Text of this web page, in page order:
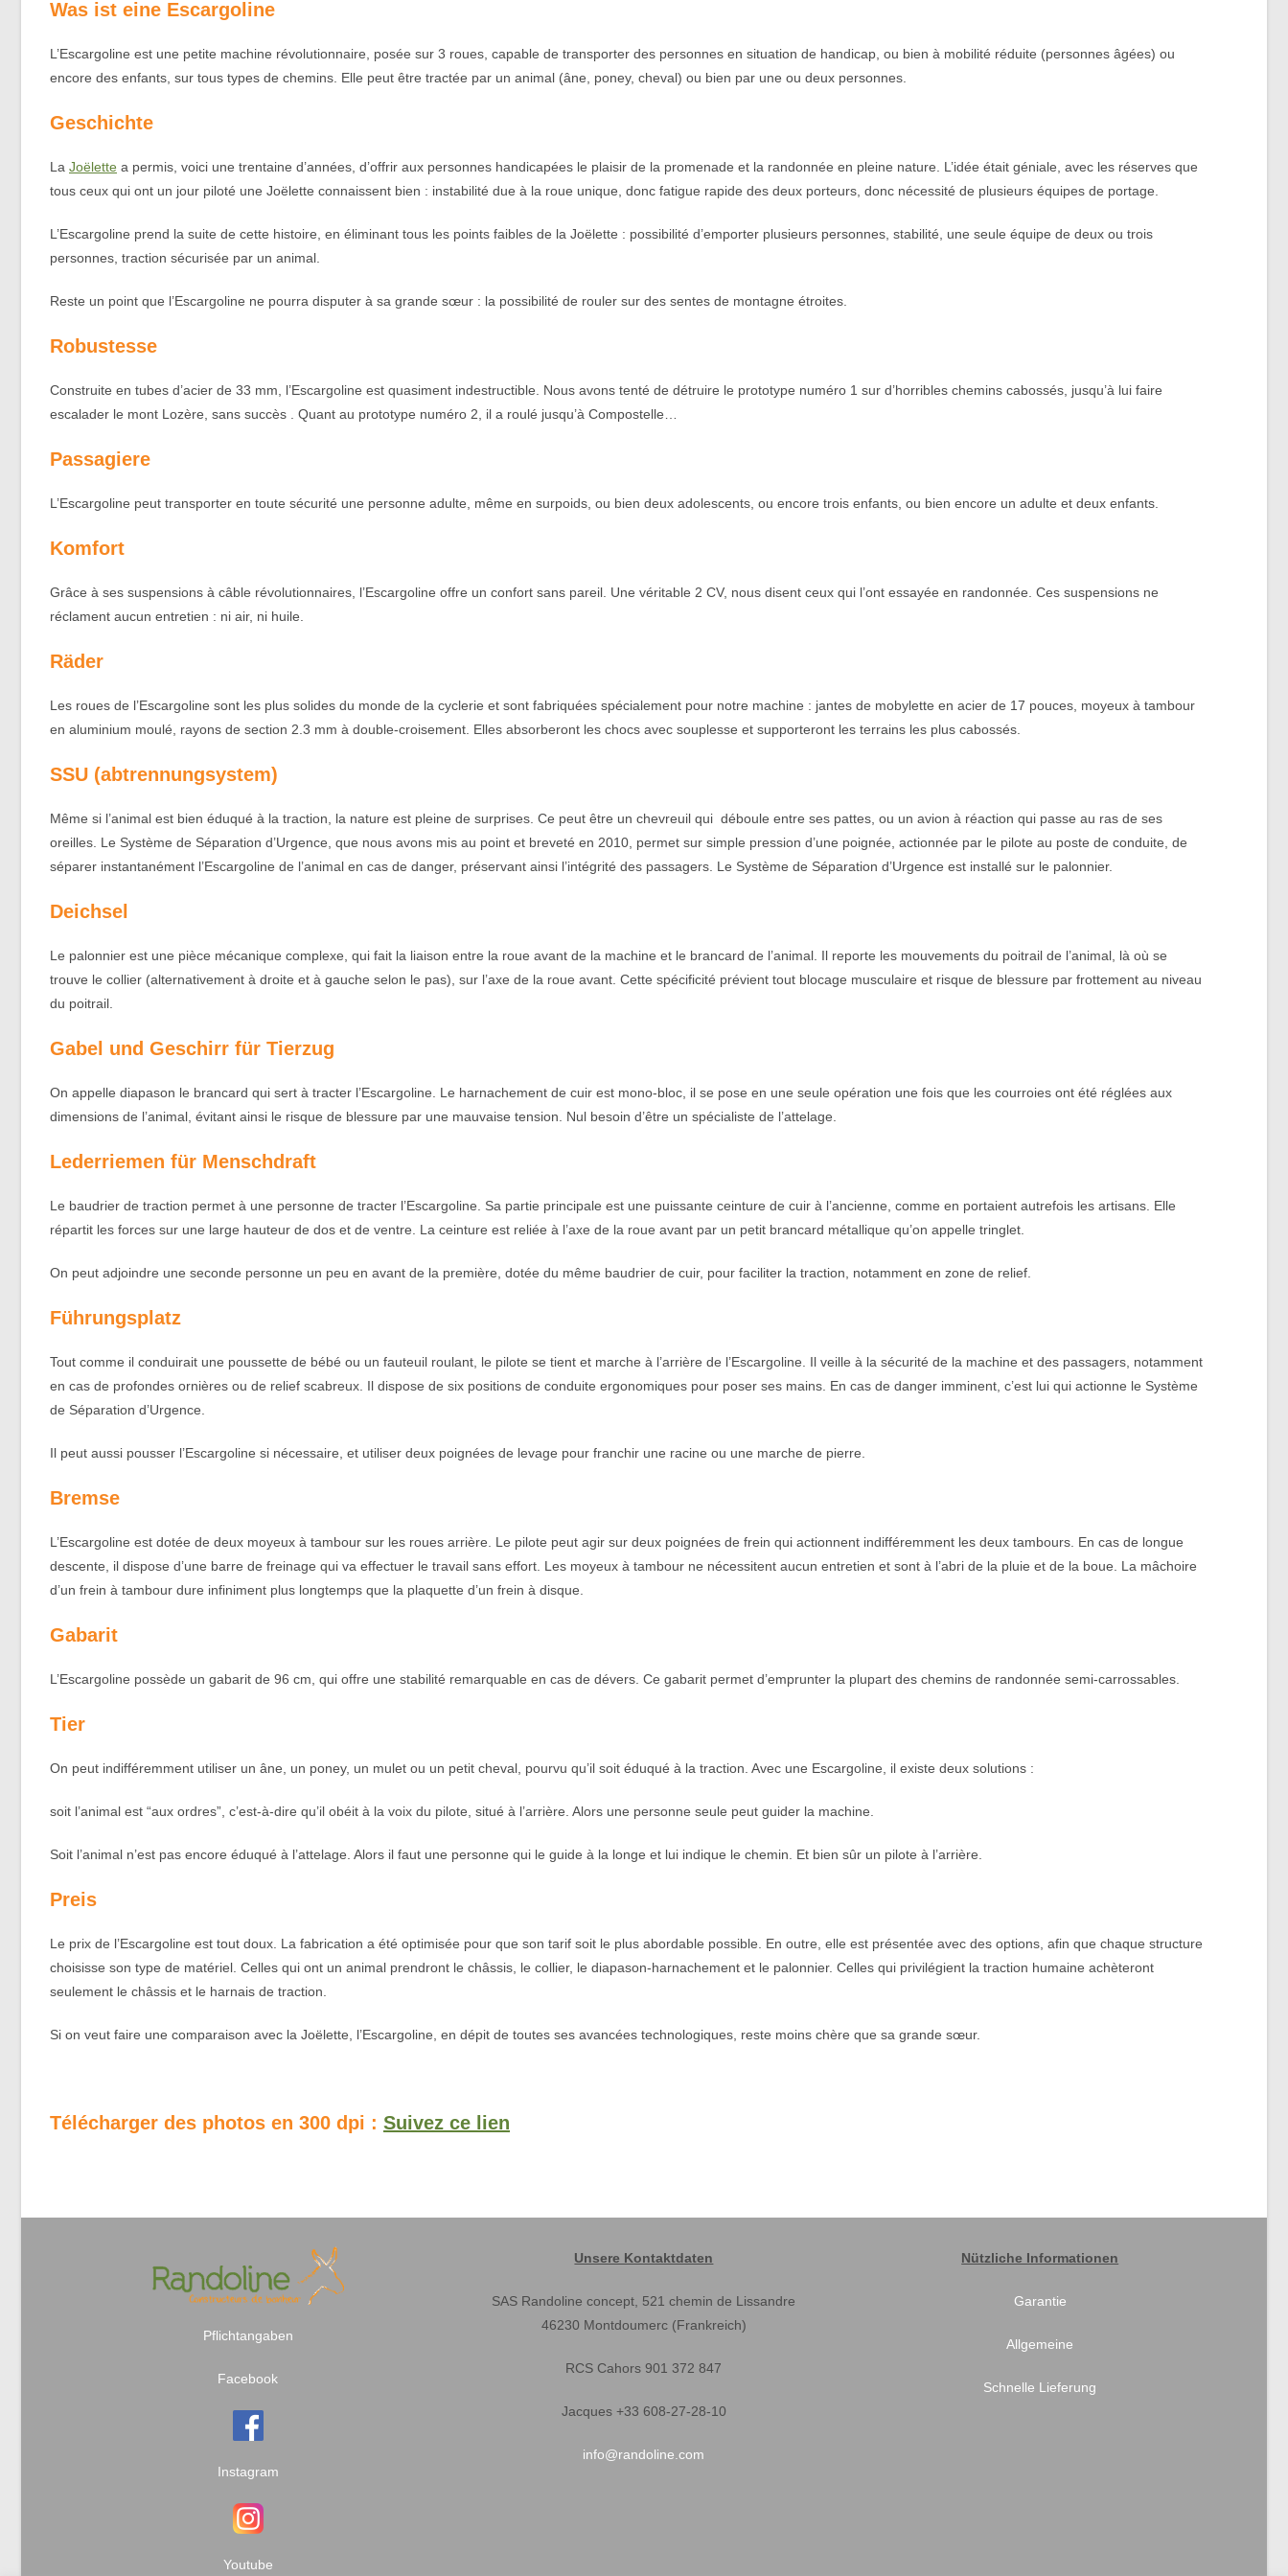
Was ist eine Escargoline
L’Escargoline est une petite machine révolutionnaire, posée sur 3 roues, capable de transporter des personnes en situation de handicap, ou bien à mobilité réduite (personnes âgées) ou
encore des enfants, sur tous types de chemins. Elle peut être tractée par un animal (âne, poney, cheval) ou bien par une ou deux personnes.
Geschichte
La Joëlette a permis, voici une trentaine d’années, d’offrir aux personnes handicapées le plaisir de la promenade et la randonnée en pleine nature. L’idée était géniale, avec les réserves que
tous ceux qui ont un jour piloté une Joëlette connaissent bien : instabilité due à la roue unique, donc fatigue rapide des deux porteurs, donc nécessité de plusieurs équipes de portage.
L’Escargoline prend la suite de cette histoire, en éliminant tous les points faibles de la Joëlette : possibilité d’emporter plusieurs personnes, stabilité, une seule équipe de deux ou trois
personnes, traction sécurisée par un animal.
Reste un point que l’Escargoline ne pourra disputer à sa grande sœur : la possibilité de rouler sur des sentes de montagne étroites.
Robustesse
Construite en tubes d’acier de 33 mm, l’Escargoline est quasiment indestructible. Nous avons tenté de détruire le prototype numéro 1 sur d’horribles chemins cabossés, jusqu’à lui faire
escalader le mont Lozère, sans succès . Quant au prototype numéro 2, il a roulé jusqu’à Compostelle…
Passagiere
L’Escargoline peut transporter en toute sécurité une personne adulte, même en surpoids, ou bien deux adolescents, ou encore trois enfants, ou bien encore un adulte et deux enfants.
Komfort
Grâce à ses suspensions à câble révolutionnaires, l’Escargoline offre un confort sans pareil. Une véritable 2 CV, nous disent ceux qui l’ont essayée en randonnée. Ces suspensions ne
réclament aucun entretien : ni air, ni huile.
Räder
Les roues de l’Escargoline sont les plus solides du monde de la cyclerie et sont fabriquées spécialement pour notre machine : jantes de mobylette en acier de 17 pouces, moyeux à tambour
en aluminium moulé, rayons de section 2.3 mm à double-croisement. Elles absorberont les chocs avec souplesse et supporteront les terrains les plus cabossés.
SSU (abtrennungsystem)
Même si l’animal est bien éduqué à la traction, la nature est pleine de surprises. Ce peut être un chevreuil qui déboule entre ses pattes, ou un avion à réaction qui passe au ras de ses
oreilles. Le Système de Séparation d’Urgence, que nous avons mis au point et breveté en 2010, permet sur simple pression d’une poignée, actionnée par le pilote au poste de conduite, de
séparer instantanément l’Escargoline de l’animal en cas de danger, préservant ainsi l’intégrité des passagers. Le Système de Séparation d’Urgence est installé sur le palonnier.
Deichsel
Le palonnier est une pièce mécanique complexe, qui fait la liaison entre la roue avant de la machine et le brancard de l’animal. Il reporte les mouvements du poitrail de l’animal, là où se
trouve le collier (alternativement à droite et à gauche selon le pas), sur l’axe de la roue avant. Cette spécificité prévient tout blocage musculaire et risque de blessure par frottement au niveau
du poitrail.
Gabel und Geschirr für Tierzug
On appelle diapason le brancard qui sert à tracter l’Escargoline. Le harnachement de cuir est mono-bloc, il se pose en une seule opération une fois que les courroies ont été réglées aux
dimensions de l’animal, évitant ainsi le risque de blessure par une mauvaise tension. Nul besoin d’être un spécialiste de l’attelage.
Lederriemen für Menschdraft
Le baudrier de traction permet à une personne de tracter l’Escargoline. Sa partie principale est une puissante ceinture de cuir à l’ancienne, comme en portaient autrefois les artisans. Elle
répartit les forces sur une large hauteur de dos et de ventre. La ceinture est reliée à l’axe de la roue avant par un petit brancard métallique qu’on appelle tringlet.
On peut adjoindre une seconde personne un peu en avant de la première, dotée du même baudrier de cuir, pour faciliter la traction, notamment en zone de relief.
Führungsplatz
Tout comme il conduirait une poussette de bébé ou un fauteuil roulant, le pilote se tient et marche à l’arrière de l’Escargoline. Il veille à la sécurité de la machine et des passagers, notamment
en cas de profondes ornières ou de relief scabreux. Il dispose de six positions de conduite ergonomiques pour poser ses mains. En cas de danger imminent, c’est lui qui actionne le Système
de Séparation d’Urgence.
Il peut aussi pousser l’Escargoline si nécessaire, et utiliser deux poignées de levage pour franchir une racine ou une marche de pierre.
Bremse
L’Escargoline est dotée de deux moyeux à tambour sur les roues arrière. Le pilote peut agir sur deux poignées de frein qui actionnent indifféremment les deux tambours. En cas de longue
descente, il dispose d’une barre de freinage qui va effectuer le travail sans effort. Les moyeux à tambour ne nécessitent aucun entretien et sont à l’abri de la pluie et de la boue. La mâchoire
d’un frein à tambour dure infiniment plus longtemps que la plaquette d’un frein à disque.
Gabarit
L’Escargoline possède un gabarit de 96 cm, qui offre une stabilité remarquable en cas de dévers. Ce gabarit permet d’emprunter la plupart des chemins de randonnée semi-carrossables.
Tier
On peut indifféremment utiliser un âne, un poney, un mulet ou un petit cheval, pourvu qu’il soit éduqué à la traction. Avec une Escargoline, il existe deux solutions :
soit l’animal est “aux ordres”, c’est-à-dire qu’il obéit à la voix du pilote, situé à l’arrière. Alors une personne seule peut guider la machine.
Soit l’animal n’est pas encore éduqué à l’attelage. Alors il faut une personne qui le guide à la longe et lui indique le chemin. Et bien sûr un pilote à l’arrière.
Preis
Le prix de l’Escargoline est tout doux. La fabrication a été optimisée pour que son tarif soit le plus abordable possible. En outre, elle est présentée avec des options, afin que chaque structure
choisisse son type de matériel. Celles qui ont un animal prendront le châssis, le collier, le diapason-harnachement et le palonnier. Celles qui privilégient la traction humaine achèteront
seulement le châssis et le harnais de traction.
Si on veut faire une comparaison avec la Joëlette, l’Escargoline, en dépit de toutes ses avancées technologiques, reste moins chère que sa grande sœur.
Télécharger des photos en 300 dpi : Suivez ce lien
Pflichtangaben
Facebook
Instagram
Youtube
Unsere Kontaktdaten
SAS Randoline concept, 521 chemin de Lissandre
46230 Montdoumerc (Frankreich)
RCS Cahors 901 372 847
Jacques +33 608-27-28-10
info@randoline.com
Nützliche Informationen
Garantie
Allgemeine
Schnelle Lieferung